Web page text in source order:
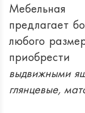
предлагает
любого
выдвижными
глянцевые,